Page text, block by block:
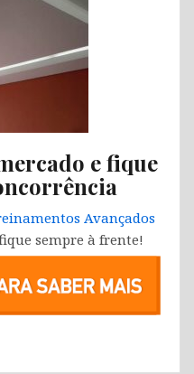
e fique
Avançados
sempre à frente!